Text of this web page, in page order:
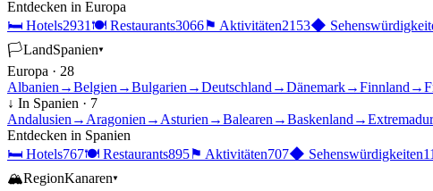
Entdecken in Europa
🛏 Hotels2931 🍽 Restaurants3066⚑ Aktivitäten2153◆
🏳LandSpanien▾
Europa · 28
Albanien →Belgien →Bulgarien →Deutschland →Dänemark→Finnland →
↓ In Spanien · 7
Andalusien → Aragonien → Asturien →Balearen →Baskenland →
Entdecken in Spanien
🛏 Hotels767🍽 Restaurants895⚑ Aktivitäten707◆ Sehenswürdigkeiten
🏔RegionKanaren▾